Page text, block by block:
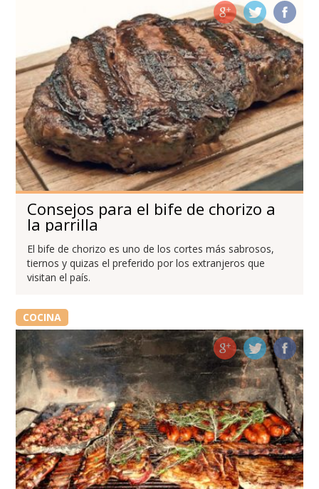
Consejos para el bife de chorizo a
la parrilla
El bife de chorizo es uno de los cortes más sabrosos,
tiernos y quizas el preferido por los extranjeros que
visitan el país.
COCINA